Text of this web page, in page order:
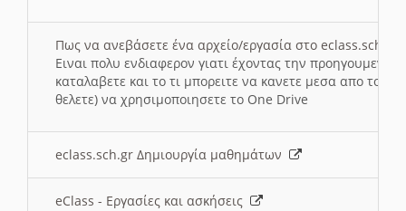
Πως να ανεβάσετε ένα αρχείο/εργασία στο eclass.sch.gr
Ειναι πολυ ενδιαφερον γιατι έχοντας την
καταλαβετε και το τι μπορειτε να κανετε μεσα απο το
θελετε) να χρησιμοποιησετε το One Drive
eclass.sch.gr Δημιουργία μαθημάτων
eClass - Εργασίες και ασκήσεις